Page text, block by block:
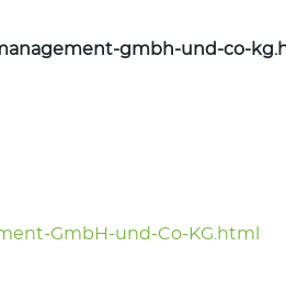
gmbh-und-co-
GmbH-und-Co-KG.html